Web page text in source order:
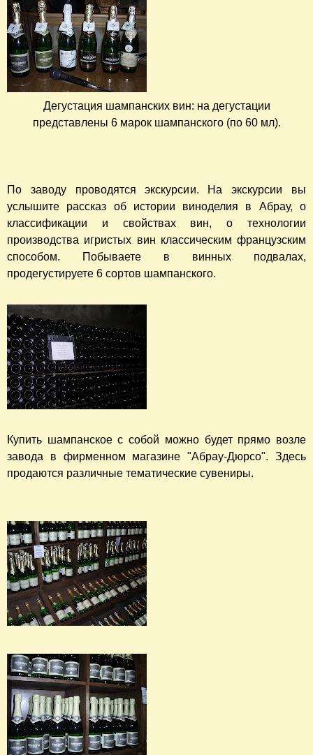
Дегустация шампанских вин: на дегустации
представлены 6 марок шампанского (по 60 мл).
По заводу проводятся экскурсии. На экскурсии вы
услышите рассказ об истории виноделия в Абрау, о
классификации и свойствах вин, о технологии
производства игристых вин классическим французским
способом. Побываете в винных подвалах,
продегустируете 6 сортов шампанского.
Купить шампанское с собой можно будет прямо возле
завода в фирменном магазине "Абрау-Дюрсо". Здесь
продаются различные тематические сувениры.